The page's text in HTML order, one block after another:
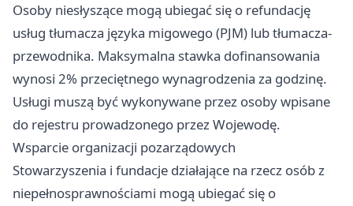
Osoby niesłyszące mogą ubiegać się o refundację
usług tłumacza języka migowego (PJM) lub tłumacza-
przewodnika. Maksymalna stawka dofinansowania
wynosi 2% przeciętnego wynagrodzenia za godzinę.
Usługi muszą być wykonywane przez osoby wpisane
do rejestru prowadzonego przez Wojewodę.
Wsparcie organizacji pozarządowych
Stowarzyszenia i fundacje działające na rzecz osób z
niepełnosprawnościami mogą ubiegać się o